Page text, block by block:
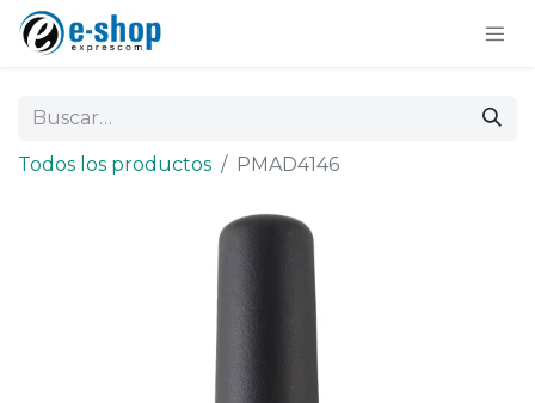
Todos los productos PMAD4146